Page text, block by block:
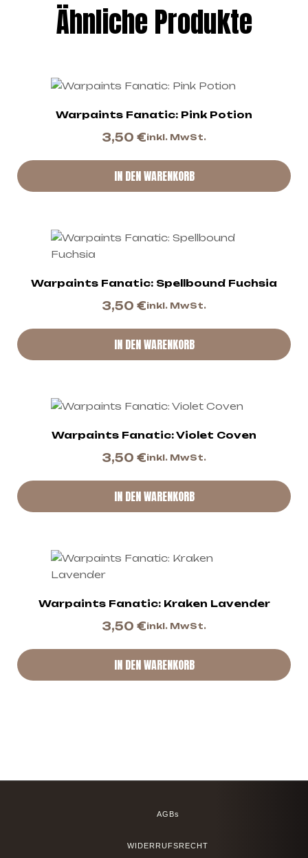
Ähnliche Produkte
Warpaints Fanatic: Pink Potion
3,50 €inkl. MwSt.
IN DEN WARENKORB
Warpaints Fanatic: Spellbound Fuchsia
3,50 €inkl. MwSt.
IN DEN WARENKORB
Warpaints Fanatic: Violet Coven
3,50 €inkl. MwSt.
IN DEN WARENKORB
Warpaints Fanatic: Kraken Lavender
3,50 €inkl. MwSt.
IN DEN WARENKORB
AGBs
WIDERRUFSRECHT